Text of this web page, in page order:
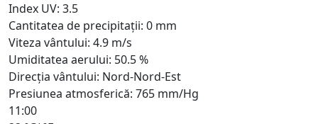
Index UV: 3.5
Cantitatea de precipitații: 0 mm
Viteza vântului: 4.9 m/s
Umiditatea aerului: 50.5%
Direcția vântului: Nord-Nord-Est
Presiunea atmosferică: 765 mm/Hg
11:00